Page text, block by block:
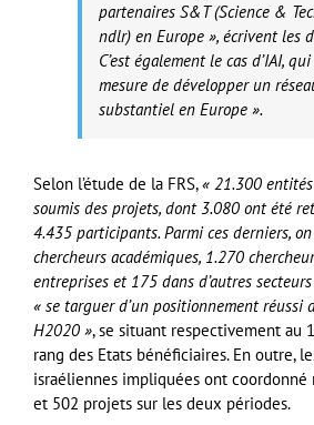
partenaires S&T (Science &
ndlr) en Europe », écrivent les
C’est également le cas d’IAI,
mesure de développer un
substantiel en Europe ».
Selon l’étude de la FRS,« 21.300
soumis des projets, dont 3.080 ont été
4.435 participants. Parmi ces derniers,
chercheurs académiques, 1.270
entreprises et 175 dans d’autres
« se targuer d’un positionnement réussi
H2020 », se situant respectivement au
rang des Etats bénéficiaires. En outre,
israéliennes impliquées ont
et 502 projets sur les deux périodes.